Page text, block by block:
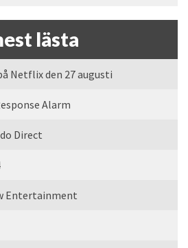
lästa
Netflix den 27 augusti
Alarm
Direct
Entertainment